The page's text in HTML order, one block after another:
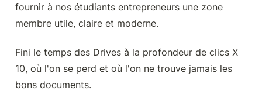
fournir à nos étudiants entrepreneurs une zone
membre utile, claire et moderne.
Fini le temps des Drives à la profondeur de clics X
10, où l'on se perd et où l'on ne trouve jamais les
bons documents.